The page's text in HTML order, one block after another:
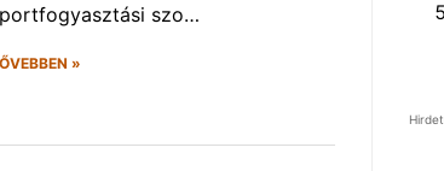
szo…
»